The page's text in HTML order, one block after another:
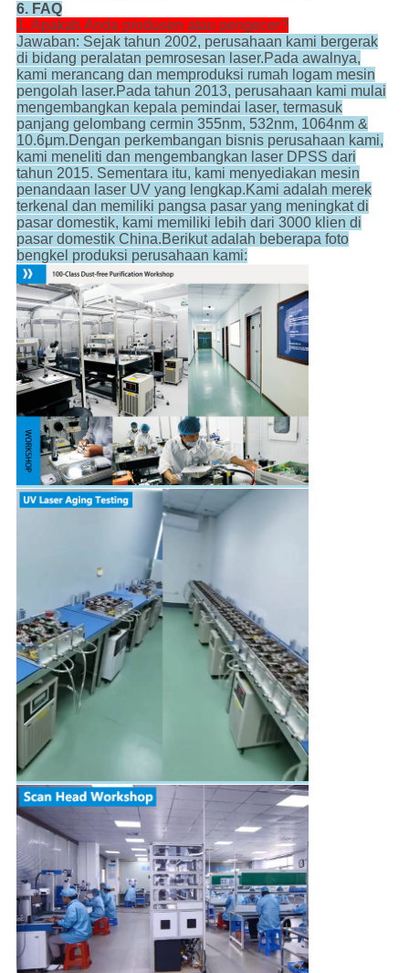
6. FAQ
1. Apakah Anda produsen atau pengecer?
Jawaban: Sejak tahun 2002, perusahaan kami bergerak
di bidang peralatan pemrosesan laser.Pada awalnya,
kami merancang dan memproduksi rumah logam mesin
pengolah laser.Pada tahun 2013, perusahaan kami mulai
mengembangkan kepala pemindai laser, termasuk
panjang gelombang cermin 355nm, 532nm, 1064nm &
10.6μm.Dengan perkembangan bisnis perusahaan kami,
kami meneliti dan mengembangkan laser DPSS dari
tahun 2015. Sementara itu, kami menyediakan mesin
penandaan laser UV yang lengkap.Kami adalah merek
terkenal dan memiliki pangsa pasar yang meningkat di
pasar domestik, kami memiliki lebih dari 3000 klien di
pasar domestik China.Berikut adalah beberapa foto
bengkel produksi perusahaan kami: